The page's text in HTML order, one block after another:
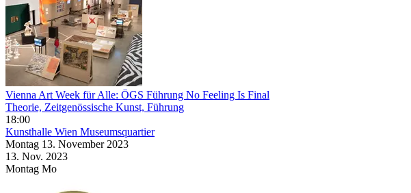
Vienna Art Week für Alle: ÖGS Führung No Feeling Is Final
Theorie, Zeitgenössische Kunst, Führung
18:00
Kunsthalle Wien Museumsquartier
Montag 13. November 2023
13. Nov. 2023
Montag Mo